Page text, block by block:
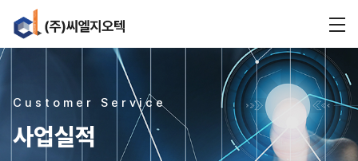
Customer Service
사업실적